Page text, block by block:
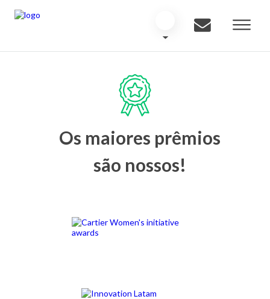
Os maiores prêmios
são nossos!